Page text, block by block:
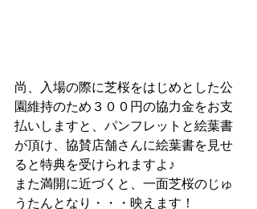
尚、入場の際に芝桜をはじめとした公
園維持のため３００円の協力金をお支
払いしますと、パンフレットと絵葉書
が頂け、協賛店舗さんに絵葉書を見せ
ると特典を受けられますよ♪
また満開に近づくと、一面芝桜のじゅ
うたんとなり・・・映えます！